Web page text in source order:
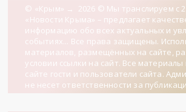
© «Крым» → 2026 © Мы транслируем с
«Новости Крыма» – предлагает
информацию обо всех актуальных и
событиях... Все права защищены.
материалов, размещённых на сайте,
условии ссылки на сайт. Все
сайте гости и пользователи сайта.
не несет ответственности за